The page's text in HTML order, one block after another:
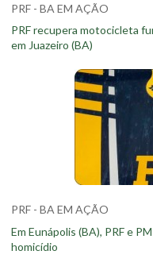
PRF - BA EM AÇÃO
PRF recupera motocicleta
em Juazeiro (BA)
PRF - BA EM AÇÃO
Em Eunápolis (BA), PRF e
homicídio